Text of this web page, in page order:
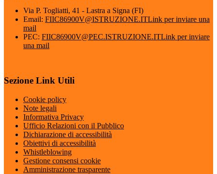
Via P. Togliatti, 41 - Lastra a Signa (FI)
Email: FIIC86900V@ISTRUZIONE.ITLink per inviare una
mail
PEC: FIIC86900V@PEC.ISTRUZIONE.ITLink per inviare
una mail
Sezione Link Utili
Cookie policy
Note legali
Informativa Privacy
Ufficio Relazioni con il Pubblico
Dichiarazione di accessibilità
Obiettivi di accessibilità
Whistleblowing
Gestione consensi cookie
Amministrazione trasparente